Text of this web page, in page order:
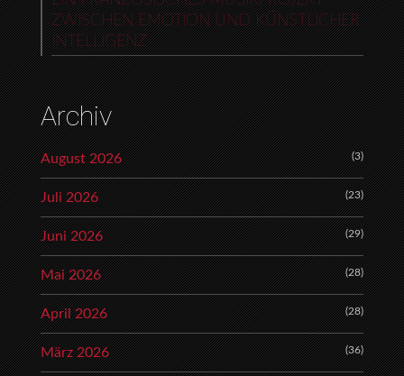
ZWISCHEN EMOTION UND KÜNSTLICHER
INTELLIGENZ
Archiv
August 2026 (3)
Juli 2026 (23)
Juni 2026 (29)
Mai 2026 (28)
April 2026 (28)
März 2026 (36)